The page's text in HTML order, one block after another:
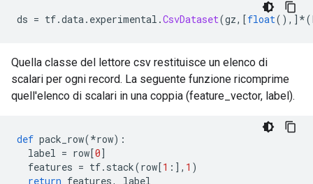
ds = tf.data. experimental .CsvDataset(gz,[float(),]*(
Quella classe del lettore csv restituisce un elenco di
scalari per ogni record. La seguente funzione ricomprime
quell'elenco di scalari in una coppia (feature_vector, label).
def pack_row(*row):
label = row[0]
features = tf. stack(row[1 :], 1 )
return features, label